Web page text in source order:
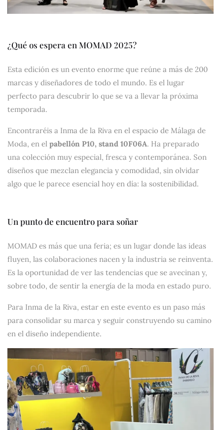
¿Qué os espera en MOMAD 2025?
Esta edición es un evento enorme que reúne a más de 200
marcas y diseñadores de todo el mundo. Es el lugar
perfecto para descubrir lo que se va a llevar la próxima
temporada.
Encontraréis a Inma de la Riva en el espacio de Málaga de
Moda, en el pabellón P10, stand 10F06A. Ha preparado
una colección muy especial, fresca y contemporánea. Son
diseños que mezclan elegancia y comodidad, sin olvidar
algo que le parece esencial hoy en día: la sostenibilidad.
Un punto de encuentro para soñar
MOMAD es más que una feria; es un lugar donde las ideas
fluyen, las colaboraciones nacen y la industria se reinventa.
Es la oportunidad de ver las tendencias que se avecinan y,
sobre todo, de sentir la energía de la moda en estado puro.
Para Inma de la Riva, estar en este evento es un paso más
para consolidar su marca y seguir construyendo su camino
en el diseño independiente.